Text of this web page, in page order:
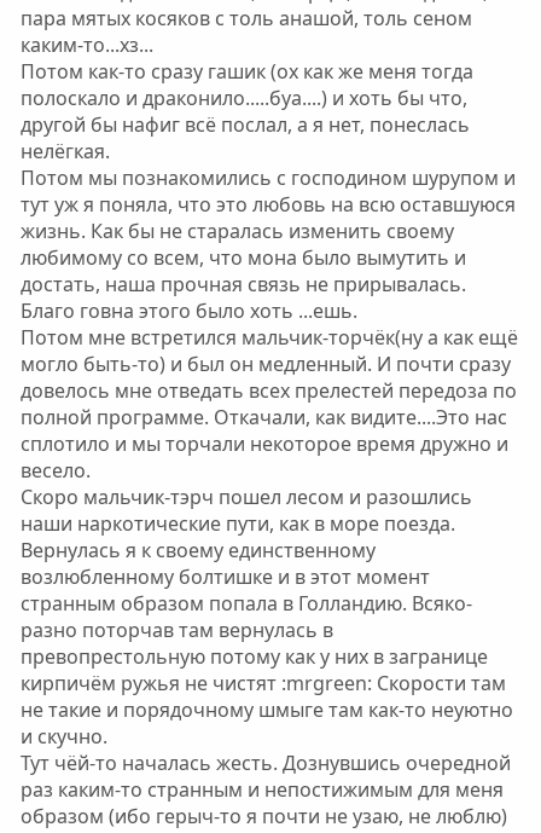
пара мятых косяков с толь анашой, толь сеном
каким-то...хз...
Потом как-то сразу гашик (ох как же меня тогда
полоскало и драконило.....буа....) и хоть бы что,
другой бы нафиг всё послал, а я нет, понеслась
нелёгкая.
Потом мы познакомились с господином шурупом и
тут уж я поняла, что это любовь на всю оставшуюся
жизнь. Как бы не старалась изменить своему
любимому со всем, что мона было вымутить и
достать, наша прочная связь не прирывалась.
Благо говна этого было хоть ...ешь.
Потом мне встретился мальчик-торчёк(ну а как ещё
могло быть-то) и был он медленный. И почти сразу
довелось мне отведать всех прелестей передоза по
полной программе. Откачали, как видите....Это нас
сплотило и мы торчали некоторое время дружно и
весело.
Скоро мальчик-тэрч пошел лесом и разошлись
наши наркотические пути, как в море поезда.
Вернулась я к своему единственному
возлюбленному болтишке и в этот момент
странным образом попала в Голландию. Всяко-
разно поторчав там вернулась в
превопрестольную потому как у них в загранице
кирпичём ружья не чистят :mrgreen: Скорости там
не такие и порядочному шмыге там как-то неуютно
и скучно.
Тут чёй-то началась жесть. Дознувшись очередной
раз каким-то странным и непостижимым для меня
образом (ибо герыч-то я почти не узаю, не люблю)